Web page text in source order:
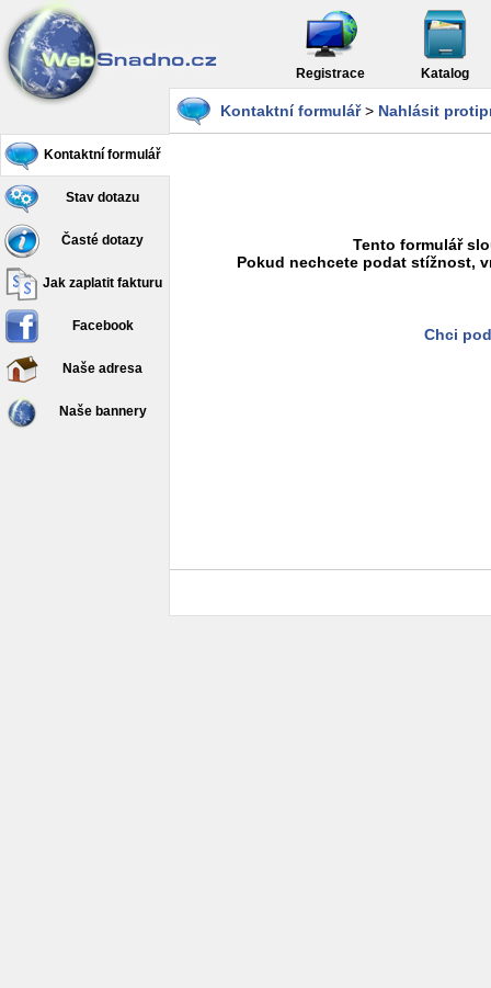
Registrace Katalog
Kontaktní formulář
Stav dotazu
Časté dotazy
Jak zaplatit fakturu
Facebook
Naše adresa
Naše bannery
Kontaktní formulář> Nahlásit
Tento formulář
Pokud nechcete podat stížnost,
Chci